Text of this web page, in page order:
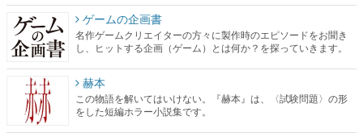
ゲームの企画書
名作ゲームクリエイターの方々に製作時のエピソードをお聞き
し、ヒットする企画（ゲーム）とは何か？を探っていきます。
赫本
この物語を解いてはいけない。『赫本』は、〈試験問題〉の形
をした短編ホラー小説集です。